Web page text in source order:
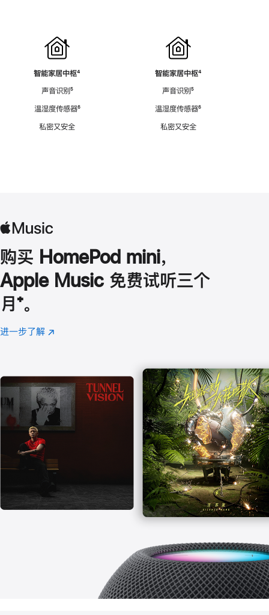
智能家居中枢脚
⁴
声音识别脚
⁵
温湿度传感器脚
⁶
私密又安全
智能家居中枢脚
⁴
声音识别脚
⁵
温湿度传感器脚
⁶
私密又安全
购买 HomePod mini，
Apple Music 免费试听三个
月 脚
注
⁺。
进一步了解 Apple
(在
口
中
打
开)